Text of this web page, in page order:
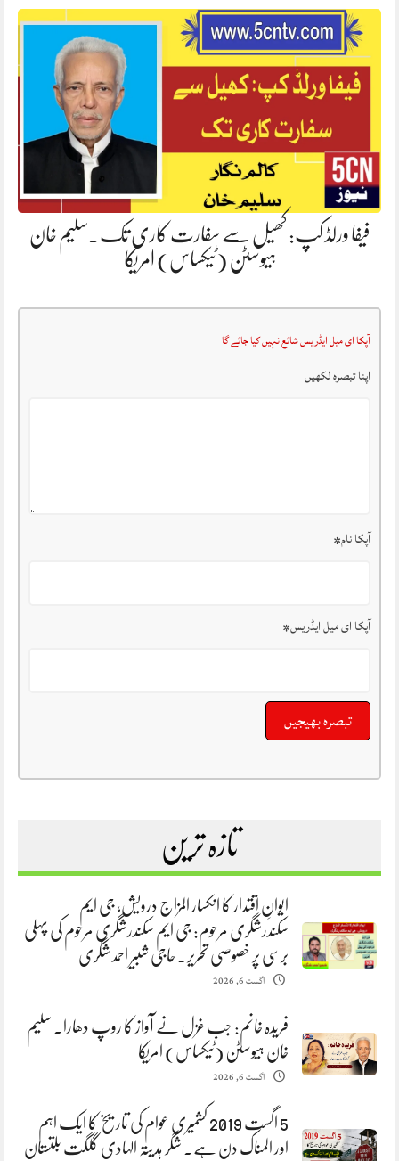
فیفا ورلڈ کپ: کھیل سے سفارت کاری تک۔سلیم خان
ہیوسٹن (ٹیکساس) امریکا
آپکا ای میل ایڈریس شائع نہیں کیا جائے گا
اپنا تبصرہ لکھیں
آپکا نام*
آپکا ای میل ایڈریس*
تازہ ترین
ایوانِ اقتدار کا انکسار المزاج درویش، جی ایم
سکندرشگری مرحوم: جی ایم سکندرشگری مرحوم کی پہلی
برسی پر خصوصی تحریر. حاجی شبیر احمد شگری
اگست 6, 2026
فریدہ خانم: جب غزل نے آواز کا روپ دھارا. سلیم
خان ہیوسٹن (ٹیکساس) امریکا
اگست 6, 2026
5 اگست 2019 کشمیری عوام کی تاریخ کا ایک اہم
اور المناک دن ہے. شگر ہدیتہ الہادی گلگت بلتستان